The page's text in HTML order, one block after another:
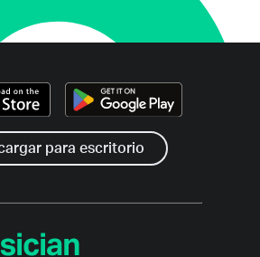
para escritorio